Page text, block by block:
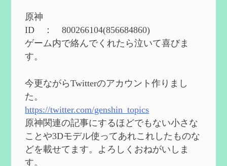
能と3凸まで
2024/04/03
第４８回 ヌヴィレットの性能と凸比較
更新
2024/2/10
能 それぞれの強みなどを作成
2024/2/04
第５２回 璃月精鋭狩ルート【沈玉の谷
編】を作成
2024/1/25
Ultimate Trainerの使い方【RE2】を作成
2024/1/23
原神
ID ： 800266104(856684860)
ゲーム内で絡んでくれたら泣いて喜びま
す。
今更ながらTwitterのアカウント作りまし
た。
https://twitter.com/genshin_topics
原神関連の記事にするほどでもない小さな
ことや3Dモデル使ってあれこれしたものな
どを載せてます。よろしくおねがいしま
す。